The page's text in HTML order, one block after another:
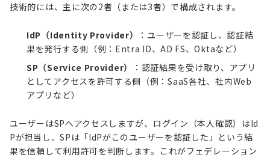
技術的には、主に次の2者（または3者）で構成されます。
IdP（Identity Provider）
：ユーザーを認証し、認証結
果を発行する側（例：Entra ID、AD FS、Oktaなど）
SP（Service Provider）
：認証結果を受け取り、アプリ
としてアクセスを許可する側（例：SaaS各社、社内Web
アプリなど）
ユーザーはSPへアクセスしますが、ログイン（本人確認）はId
Pが担当し、SPは「IdPがこのユーザーを認証した」という結
果を信頼して利用許可を判断します。これがフェデレーション